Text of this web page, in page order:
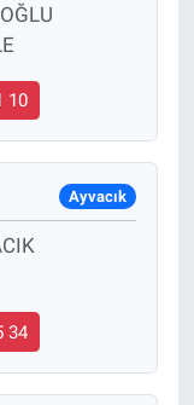
10
Ayvacık
34